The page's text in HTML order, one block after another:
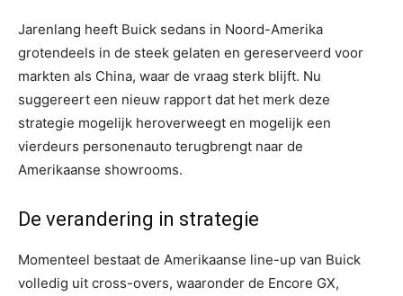
Jarenlang heeft Buick sedans in Noord-Amerika
grotendeels in de steek gelaten en gereserveerd voor
markten als China, waar de vraag sterk blijft. Nu
suggereert een nieuw rapport dat het merk deze
strategie mogelijk heroverweegt en mogelijk een
vierdeurs personenauto terugbrengt naar de
Amerikaanse showrooms.
De verandering in strategie
Momenteel bestaat de Amerikaanse line-up van Buick
volledig uit cross-overs, waaronder de Encore GX,